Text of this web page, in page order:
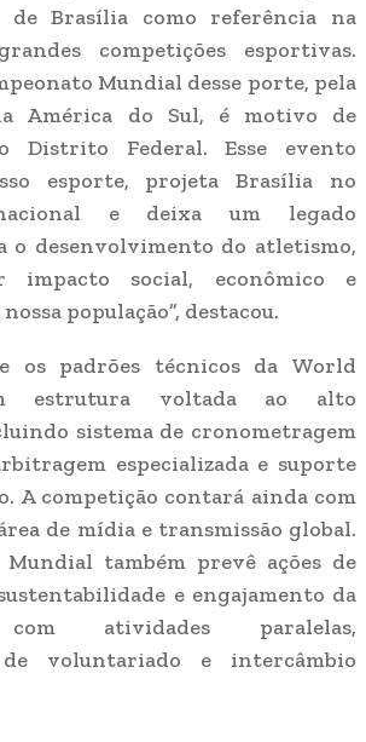
de Brasília como referência na
competições esportivas.
Mundial desse porte, pela
América do Sul, é motivo de
Distrito Federal. Esse evento
esporte, projeta Brasília no
e deixa um legado
o desenvolvimento do atletismo,
impacto social, econômico e
população”, destacou.
os padrões técnicos da World
estrutura voltada ao alto
sistema de cronometragem
especializada e suporte
A competição contará ainda com
de mídia e transmissão global.
também prevê ações de
e engajamento da
com atividades paralelas,
de voluntariado e intercâmbio